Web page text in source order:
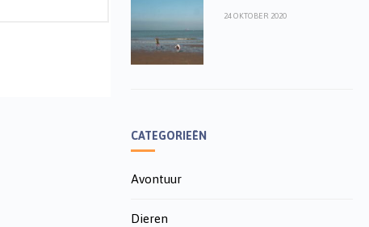
24 OKTOBER 2020
CATEGORIEËN
Avontuur
Dieren